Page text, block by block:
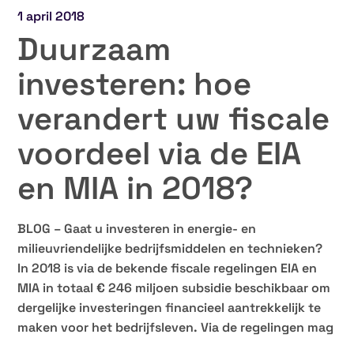
1 april 2018
Duurzaam
investeren: hoe
verandert uw fiscale
voordeel via de EIA
en MIA in 2018?
BLOG – Gaat u investeren in energie- en
milieuvriendelijke bedrijfsmiddelen en technieken?
In 2018 is via de bekende fiscale regelingen EIA en
MIA in totaal € 246 miljoen subsidie beschikbaar om
dergelijke investeringen financieel aantrekkelijk te
maken voor het bedrijfsleven. Via de regelingen mag